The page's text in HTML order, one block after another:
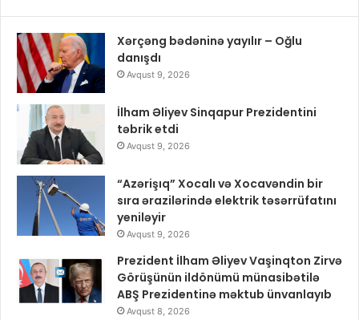
Xərçəng bədəninə yayılır – Oğlu
danışdı
Avqust 9, 2026
İlham Əliyev Sinqapur Prezidentini
təbrik etdi
Avqust 9, 2026
“Azərişıq” Xocalı və Xocavəndin bir
sıra ərazilərində elektrik təsərrüfatını
yeniləyir
Avqust 9, 2026
Prezident İlham Əliyev Vaşinqton Zirvə
Görüşünün ildönümü münasibətilə
ABŞ Prezidentinə məktub ünvanlayıb
Avqust 8, 2026